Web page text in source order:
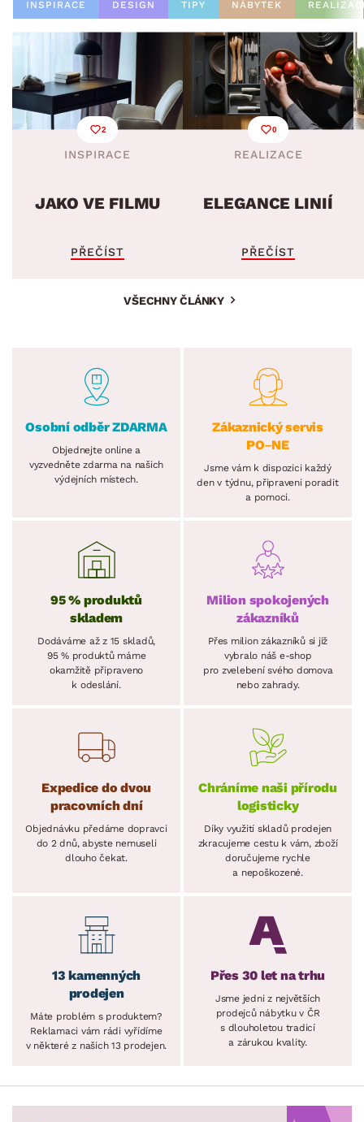
INSPIRACE DESIGN TIPY NÁBYTEK
2
INSPIRACE
JAKO VE FILMU
PŘEČÍST
0
REALIZACE
ELEGANCE LINIÍ
PŘEČÍST
VŠECHNY ČLÁNKY
Osobní odběr ZDARMA
Objednejte online a
vyzvedněte zdarma na našich
výdejních místech.
Zákaznický servis
PO–NE
Jsme vám k dispozici každý
den v týdnu, připraveni poradit
a pomoci.
95 % produktů
skladem
Dodáváme až z 15 skladů,
95 % produktů máme
okamžitě připraveno
k odeslání.
Milion spokojených
zákazníků
Přes milion zákazníků si již
vybralo náš e-shop
pro zvelebení svého domova
nebo zahrady.
Expedice do dvou
pracovních dní
Objednávku předáme dopravci
do 2 dnů, abyste nemuseli
dlouho čekat.
Chráníme naši přírodu
logisticky
Díky využití skladů prodejen
zkracujeme cestu k vám, zboží
doručujeme rychle
a nepoškozené.
13 kamenných
prodejen
Máte problém s produktem?
Reklamaci vám rádi vyřídíme
v některé z našich 13 prodejen.
Přes 30 let na trhu
Jsme jedni z největších
prodejců nábytku v ČR
s dlouholetou tradicí
a zárukou kvality.